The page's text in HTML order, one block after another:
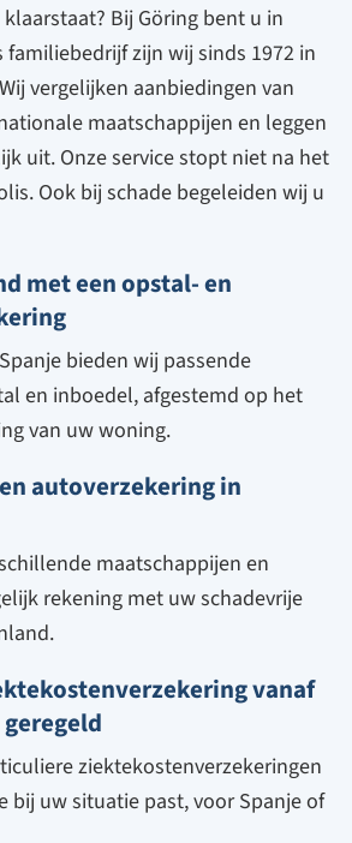
Bij Göring bent u in
familiebedrijf zijn wij sinds 1972 in
vergelijken aanbiedingen van
maatschappijen en leggen
uit. Onze service stopt niet na het
Ook bij schade begeleiden wij u
met een opstal- en
bieden wij passende
en inboedel, afgestemd op het
van uw woning.
autoverzekering in
maatschappijen en
rekening met uw schadevrije
verzekering vanaf
ziektekostenverzekeringen
bij uw situatie past, voor Spanje of